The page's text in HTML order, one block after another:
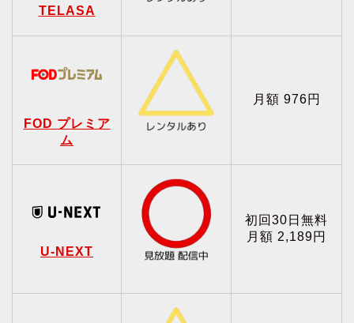
TELASA
FOD プレミア
ム
月額 976円
U-NEXT
初回30日無料
月額 2,189円